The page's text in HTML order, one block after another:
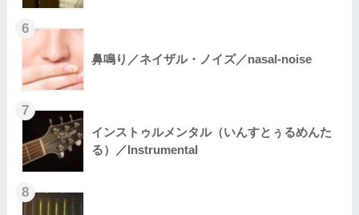
鼻鳴り／ネイザル・ノイズ／nasal-noise
インストゥルメンタル（いんすとぅるめんた
る）／Instrumental